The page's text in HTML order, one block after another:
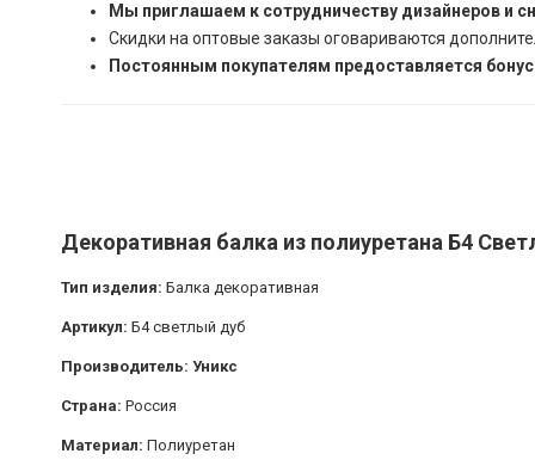
Мы приглашаем к сотрудничеству дизайнеров и
Скидки на оптовые заказы оговариваются
Постоянным покупателям предоставляется
Декоративная балка из полиуретана Б4
Тип изделия: Балка декоративная
Артикул: Б4 светлый дуб
Производитель: Уникс
Страна: Россия
Материал: Полиуретан